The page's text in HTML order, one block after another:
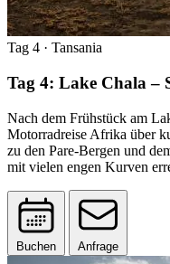
Tag 4 · Tansania
Tag 4: Lake Chala –
Nach dem Frühstück am
Motorradreise Afrika über
zu den Pare-Bergen und
mit vielen engen Kurven
Buchen Anfrage